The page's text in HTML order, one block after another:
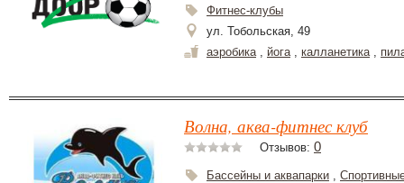
Фитнес-клубы
ул. Тобольская, 49
аэробика, йога, калланетика,
Волна, аква-фитнес клуб
Отзывов: 0
Бассейны и аквапарки ,